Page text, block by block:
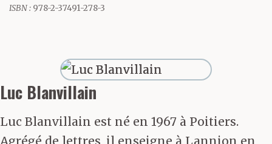
trop dégradé, malgré
nourriture industrielle,
malgré tout. Et un peu
grâce à elle.
— Il fait glacial,
ISBN : 978-2-37491-278-3
Luc Blanvillain
Luc Blanvillain est né en 1967 à Poitiers.